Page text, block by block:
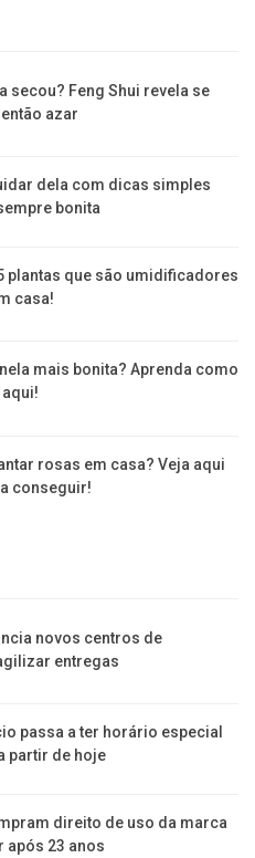
secou? Feng Shui revela se
azar
dela com dicas simples
bonita
plantas que são umidificadores
casa!
mais bonita? Aprenda como
rosas em casa? Veja aqui
conseguir!
novos centros de
entregas
passa a ter horário especial
partir de hoje
direito de uso da marca
após 23 anos